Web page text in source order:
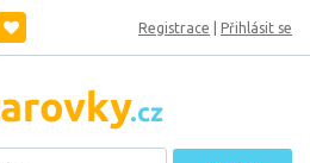
Registrace Přihlásit se